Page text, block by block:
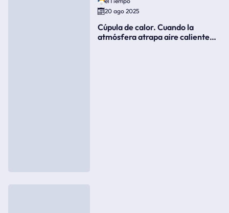
20 ago 2025
Cúpula de calor. Cuando la
atmósfera atrapa aire caliente